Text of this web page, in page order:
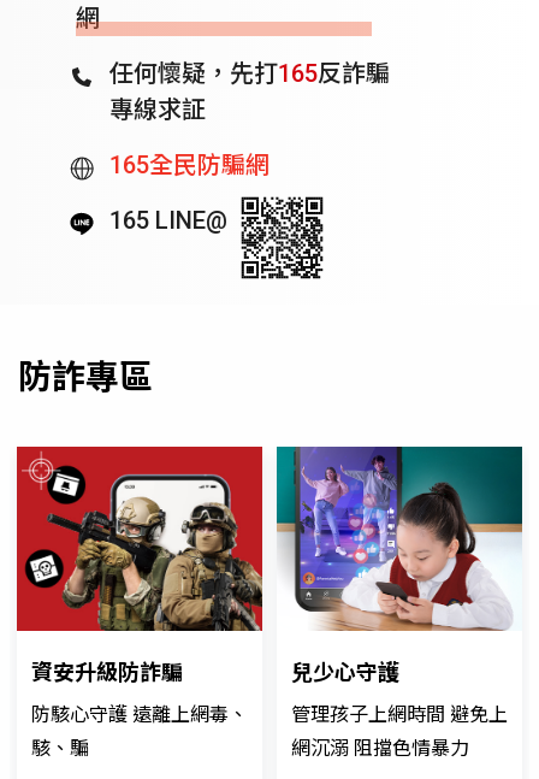
網
任何懷疑，先打165反詐騙
專線求証
165全民防騙網
165 LINE@
防詐專區
資安升級防詐騙
防駭心守護 遠離上網毒、
駭、騙
兒少心守護
管理孩子上網時間 避免上
網沉溺 阻擋色情暴力